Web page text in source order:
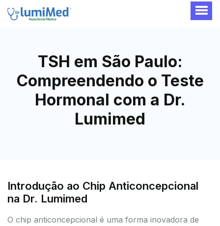
TSH em São Paulo:
Compreendendo o Teste
Hormonal com a Dr.
Lumimed
Introdução ao Chip Anticoncepcional
na Dr. Lumimed
O chip anticoncepcional é uma forma inovadora de